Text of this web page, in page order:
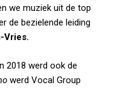
we muziek uit de top
de bezielende leiding
Vries.
2018 werd ook de
werd Vocal Group